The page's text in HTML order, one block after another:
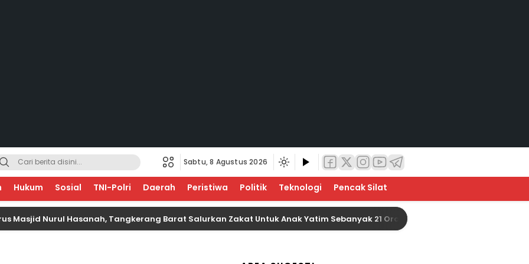
Sabtu, 8 Agustus 2026
Hukum Sosial TNI-Polri Daerah Peristiwa Politik Teknologi Pencak Silat
Nurul Hasanah, Tangkerang Barat Salurkan Zakat Untuk Anak Yatim Sebanyak 21 Orang